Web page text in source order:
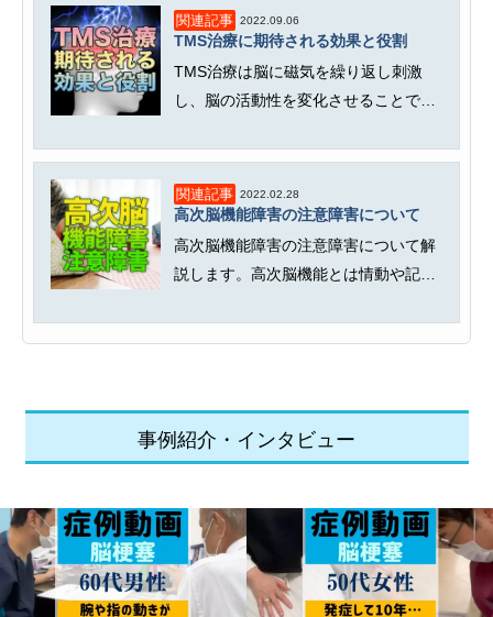
関連記事 2022.09.06
TMS治療に期待される効果と役割
TMS治療は脳に磁気を繰り返し刺激
し、脳の活動性を変化させることで、
関連記事 2022.02.28
高次脳機能障害の注意障害について
高次脳機能障害の注意障害について解
説します。高次脳機能とは情動や記
事例紹介・インタビュー